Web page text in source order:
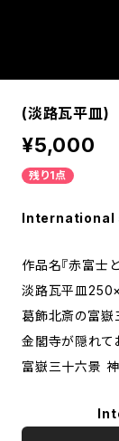
(淡路瓦平皿)
¥5,000
残り1点
International
作品名『赤富士
淡路瓦平皿
葛飾北斎の富
金閣寺が隠れて
富嶽三十六景